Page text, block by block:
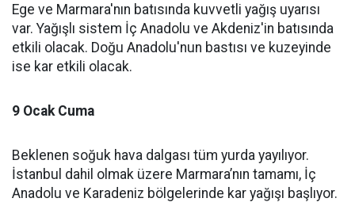
Ege ve Marmara'nın batısında kuvvetli yağış uyarısı
var. Yağışlı sistem İç Anadolu ve Akdeniz'in batısında
etkili olacak. Doğu Anadolu'nun bastısı ve kuzeyinde
ise kar etkili olacak.
9 Ocak Cuma
Beklenen soğuk hava dalgası tüm yurda yayılıyor.
İstanbul dahil olmak üzere Marmara’nın tamamı, İç
Anadolu ve Karadeniz bölgelerinde kar yağışı başlıyor.